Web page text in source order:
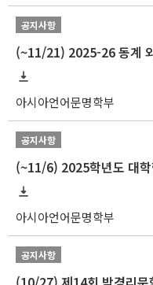
공지사항
(~11/21) 2025-26 동계
아시아언어문명학부
공지사항
아시아언어문명학부
공지사항